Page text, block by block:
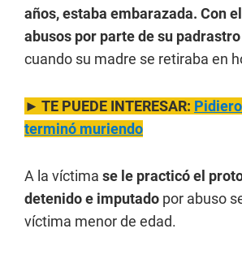
años, estaba embarazada. Con
abusos por parte de su
cuando su madre se retiraba en
► TE PUEDE INTERESAR:
terminó muriendo
A la víctima se le practicó el
detenido e imputado por abuso
víctima menor de edad.